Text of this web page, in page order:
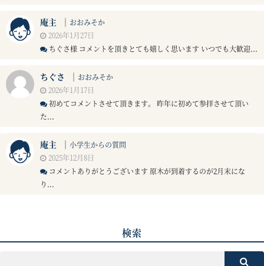
庵主 ｜ おおみそか
2026年1月27日
ちぐさ様 コメントを頂きとても嬉しく思います いつでも大歓迎...
ちぐさ ｜ おおみそか
2026年1月17日
初めてコメントさせて頂きます。 昨年に初めて参拝させて頂い
た...
庵主 ｜ 小学生からの質問
2025年12月8日
コメントありがとうございます 原木が到着するのが2月末にな
り...
検索